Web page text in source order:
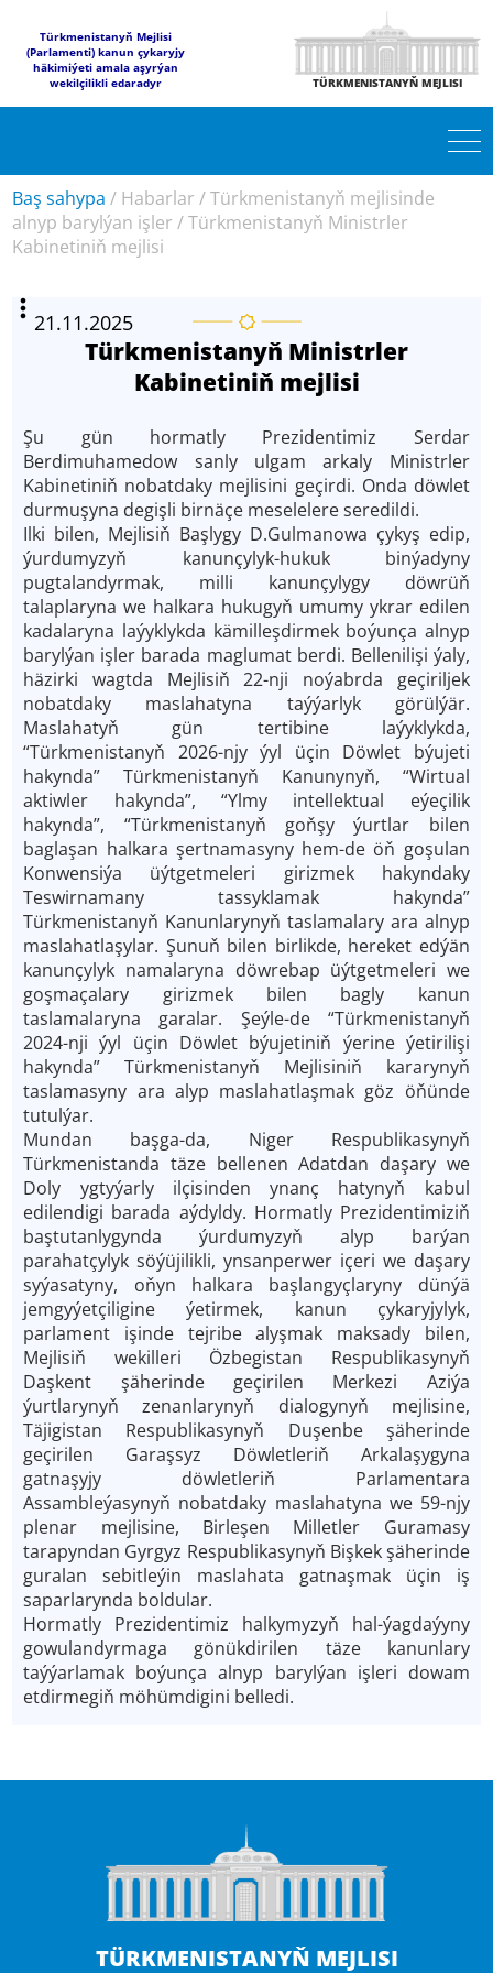
Türkmenistanyň Mejlisi
(Parlamenti) kanun çykaryjy
häkimiýeti amala aşyrýan
wekilçilikli edaradyr
TÜRKMENISTANYŇ MEJLISI
Baş sahypa / Habarlar /Türkmenistanyň mejlisinde
alnyp barylýan işler /Türkmenistanyň Ministrler
Kabinetiniň mejlisi
21.11.2025
Türkmenistanyň Ministrler
Kabinetiniň mejlisi
Şu gün hormatly Prezidentimiz Serdar
Berdimuhamedow sanly ulgam arkaly Ministrler
Kabinetiniň nobatdaky mejlisini geçirdi. Onda döwlet
durmuşyna degişli birnäçe meselelere seredildi.
Ilki bilen, Mejlisiň Başlygy D.Gulmanowa çykyş edip,
ýurdumyzyň kanunçylyk-hukuk binýadyny
pugtalandyrmak, milli kanunçylygy döwrüň
talaplaryna we halkara hukugyň umumy ykrar edilen
kadalaryna laýyklykda kämilleşdirmek boýunça alnyp
barylýan işler barada maglumat berdi. Bellenilişi ýaly,
häzirki wagtda Mejlisiň 22-nji noýabrda geçiriljek
nobatdaky maslahatyna taýýarlyk görülýär.
Maslahatyň gün tertibine laýyklykda,
“Türkmenistanyň 2026-njy ýyl üçin Döwlet býujeti
hakynda” Türkmenistanyň Kanunynyň, “Wirtual
aktiwler hakynda”, “Ylmy intellektual eýeçilik
hakynda”, “Türkmenistanyň goňşy ýurtlar bilen
baglaşan halkara şertnamasyny hem-de öň goşulan
Konwensiýa üýtgetmeleri girizmek hakyndaky
Teswirnamany tassyklamak hakynda”
Türkmenistanyň Kanunlarynyň taslamalary ara alnyp
maslahatlaşylar. Şunuň bilen birlikde, hereket edýän
kanunçylyk namalaryna döwrebap üýtgetmeleri we
goşmaçalary girizmek bilen bagly kanun
taslamalaryna garalar. Şeýle-de “Türkmenistanyň
2024-nji ýyl üçin Döwlet býujetiniň ýerine ýetirilişi
hakynda” Türkmenistanyň Mejlisiniň kararynyň
taslamasyny ara alyp maslahatlaşmak göz öňünde
tutulýar.
Mundan başga-da, Niger Respublikasynyň
Türkmenistanda täze bellenen Adatdan daşary we
Doly ygtyýarly ilçisinden ynanç hatynyň kabul
edilendigi barada aýdyldy. Hormatly Prezidentimiziň
baştutanlygynda ýurdumyzyň alyp barýan
parahatçylyk söýüjilikli, ynsanperwer içeri we daşary
syýasatyny, oňyn halkara başlangyçlaryny dünýä
jemgyýetçiligine ýetirmek, kanun çykaryjylyk,
parlament işinde tejribe alyşmak maksady bilen,
Mejlisiň wekilleri Özbegistan Respublikasynyň
Daşkent şäherinde geçirilen Merkezi Aziýa
ýurtlarynyň zenanlarynyň dialogynyň mejlisine,
Täjigistan Respublikasynyň Duşenbe şäherinde
geçirilen Garaşsyz Döwletleriň Arkalaşygyna
gatnaşyjy döwletleriň Parlamentara
Assambleýasynyň nobatdaky maslahatyna we 59-njy
plenar mejlisine, Birleşen Milletler Guramasy
tarapyndan Gyrgyz Respublikasynyň Bişkek şäherinde
guralan sebitleýin maslahata gatnaşmak üçin iş
saparlarynda boldular.
Hormatly Prezidentimiz halkymyzyň hal-ýagdaýyny
gowulandyrmaga gönükdirilen täze kanunlary
taýýarlamak boýunça alnyp barylýan işleri dowam
etdirmegiň möhümdigini belledi.
TÜRKMENISTANYŇ MEJLISI